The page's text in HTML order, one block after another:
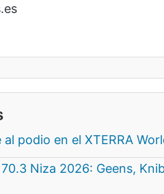
podio en el XTERRA
Niza 2026: Geens,